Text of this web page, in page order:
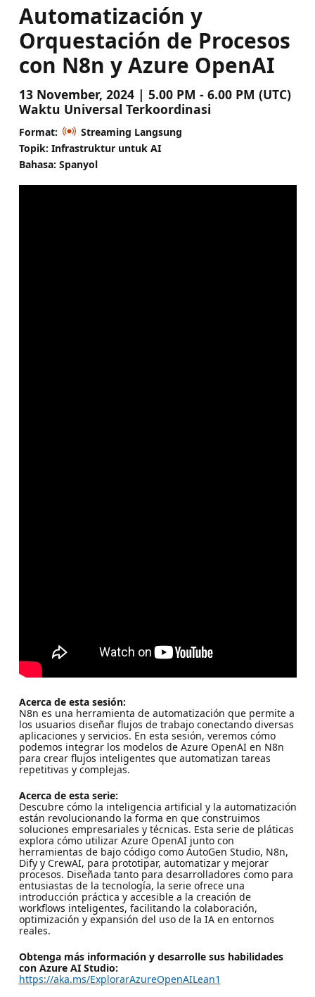
Automatización y
Orquestación de Procesos
con N8n y Azure OpenAI
13 November, 2024 | 5.00 PM - 6.00 PM (UTC)
Waktu Universal Terkoordinasi
Format:
Streaming Langsung
Topik: Infrastruktur untuk AI
Bahasa: Spanyol
Acerca de esta sesión:
N8n es una herramienta de automatización que permite a
los usuarios diseñar flujos de trabajo conectando diversas
aplicaciones y servicios. En esta sesión, veremos cómo
podemos integrar los modelos de Azure OpenAI en N8n
para crear flujos inteligentes que automatizan tareas
repetitivas y complejas.
Acerca de esta serie:
Descubre cómo la inteligencia artificial y la automatización
están revolucionando la forma en que construimos
soluciones empresariales y técnicas. Esta serie de pláticas
explora cómo utilizar Azure OpenAI junto con
herramientas de bajo código como AutoGen Studio, N8n,
Dify y CrewAI, para prototipar, automatizar y mejorar
procesos. Diseñada tanto para desarrolladores como para
entusiastas de la tecnología, la serie ofrece una
introducción práctica y accesible a la creación de
workflows inteligentes, facilitando la colaboración,
optimización y expansión del uso de la IA en entornos
reales.
Obtenga más información y desarrolle sus habilidades
con Azure AI Studio:
https://aka.ms/ExplorarAzureOpenAILean1